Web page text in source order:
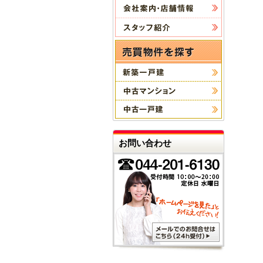
お問い合わせ